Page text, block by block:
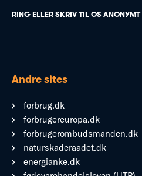
RING ELLER SKRIV TIL OS ANONYMT
Andre sites
forbrug.dk
forbrugereuropa.dk
forbrugerombudsmanden.dk
naturskaderaadet.dk
energianke.dk